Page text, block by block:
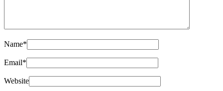
Name*
Email*
Website